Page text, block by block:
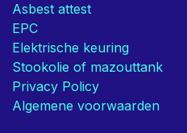
Asbest attest
EPC
Elektrische keuring
Stookolie of mazouttank
Privacy Policy
Algemene voorwaarden